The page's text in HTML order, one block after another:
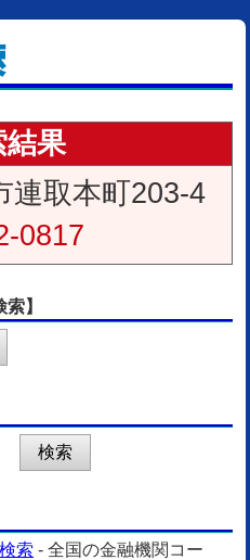
結果
連取本町203-4
0817
】
索 - 全国の金融機関コー